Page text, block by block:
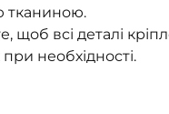
тканиною.
щоб всі деталі
при необхідності.